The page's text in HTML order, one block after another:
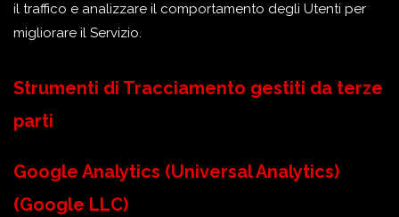
il traffico e analizzare il comportamento degli Utenti per
migliorare il Servizio.
Strumenti di Tracciamento gestiti da terze
parti
Google Analytics (Universal Analytics)
(Google LLC)